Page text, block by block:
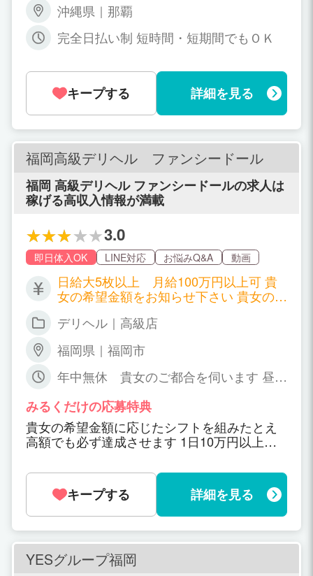
指名代+オプション代で上記以上可能
頑張り次第でお給料がどんどんUPする
システムを導入しております。 期間限定
切なし
沖縄県｜那覇
完全日払い制 短時間・短期間でもＯＫ
キープする 詳細を見る
福岡高級デリヘル ファンシードール
福岡 高級デリヘル ファンシードールの求人は
稼げる高収入情報が満載
3.0
即日体入OK LINE対応 お悩みQ&A 動画
日給大5枚以上 月給100万円以上可 貴
女の希望金額をお知らせ下さい 貴女の希
でも必ず達成させます
デリヘル｜高級店
福岡県｜福岡市
年中無休 貴女のご都合を伺います 昼1
みるくだけの応募特典
貴女の希望金額に応じたシフトを組みたとえ
高額でも必ず達成させます 1日10万円以上も
キープする 詳細を見る
YESグループ福岡